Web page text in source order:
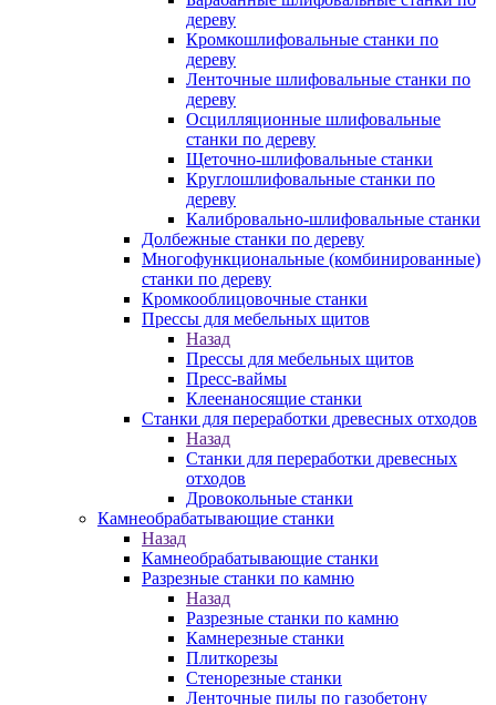
дереву
Кромкошлифовальные станки по
дереву
Ленточные шлифовальные станки по
дереву
Осцилляционные шлифовальные
станки по дереву
Щеточно-шлифовальные станки
Круглошлифовальные станки по
дереву
Калибровально-шлифовальные станки
Долбежные станки по дереву
Многофункциональные (комбинированные)
станки по дереву
Кромкооблицовочные станки
Прессы для мебельных щитов
Назад
Прессы для мебельных щитов
Пресс-ваймы
Клеенаносящие станки
Станки для переработки древесных отходов
Назад
Станки для переработки древесных
отходов
Дровокольные станки
Камнеобрабатывающие станки
Назад
Камнеобрабатывающие станки
Разрезные станки по камню
Назад
Разрезные станки по камню
Камнерезные станки
Плиткорезы
Стенорезные станки
Ленточные пилы по газобетону